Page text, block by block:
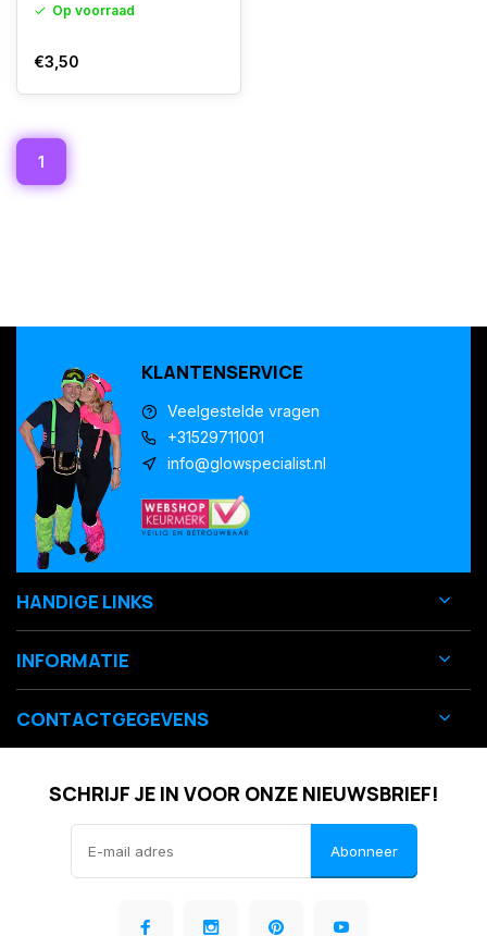
Op voorraad
€3,50
1
KLANTENSERVICE
Veelgestelde vragen
+31529711001
info@glowspecialist.nl
HANDIGE LINKS
INFORMATIE
CONTACTGEGEVENS
SCHRIJF JE IN VOOR ONZE NIEUWSBRIEF!
Abonneer